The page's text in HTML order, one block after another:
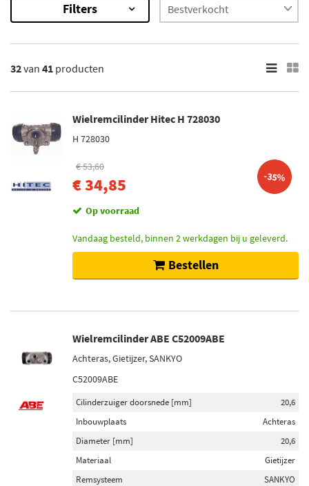
Resultaten
×
Hitec (1)
ATE (1)
Categorieën
Wielremcilinder (36)
Ontluchtingsschroef/-klep, remklauw (5)
Inbouwplaats
Achteras (6)
Niet op voorraad (24)
Op voorraad (17)
Filters
32van 41 producten
Wielremcilinder Hitec H 728030
H 728030
€ 53,60
€ 34,85 -35%
Op voorraad
Vandaag besteld, binnen 2 werkdagen bij u geleverd.
Bestellen
Wielremcilinder ABE C52009ABE
Achteras, Gietijzer, SANKYO
C52009ABE
Cilinderzuiger doorsnede [mm]
20,6
Inbouwplaats
Achteras
Diameter [mm]
20,6
Materiaal
Gietijzer
Remsysteem
SANKYO